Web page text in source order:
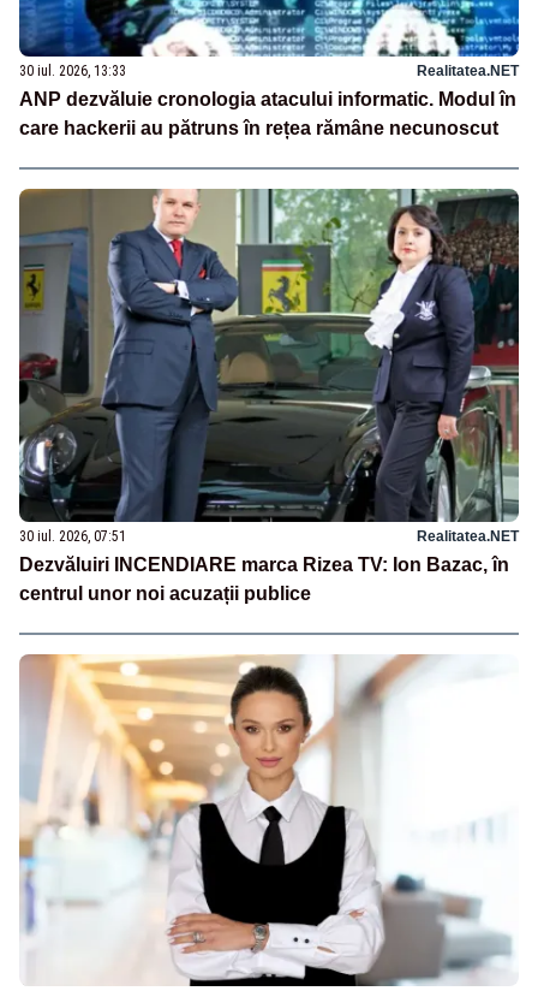
30 iul. 2026, 13:33 Realitatea.NET
ANP dezvăluie cronologia atacului informatic. Modul în
care hackerii au pătruns în rețea rămâne necunoscut
30 iul. 2026, 07:51 Realitatea.NET
Dezvăluiri INCENDIARE marca Rizea TV: Ion Bazac, în
centrul unor noi acuzații publice